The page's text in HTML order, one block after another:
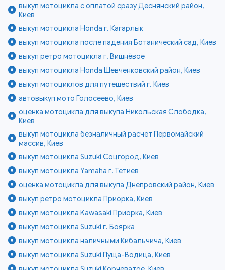
выкуп мотоцикла с оплатой сразу Деснянский район,
Киев
выкуп мотоцикла Honda г. Кагарлык
выкуп мотоцикла после падения Ботанический сад, Киев
выкуп ретро мотоцикла г. Вишнёвое
выкуп мотоцикла Honda Шевченковский район, Киев
выкуп мотоциклов для путешествий г. Киев
автовыкуп мото Голосеево, Киев
оценка мотоцикла для выкупа Никольская Слободка,
Киев
выкуп мотоцикла безналичный расчет Первомайский
массив, Киев
выкуп мотоцикла Suzuki Соцгород, Киев
выкуп мотоцикла Yamaha г. Тетиев
оценка мотоцикла для выкупа Днепровский район, Киев
выкуп ретро мотоцикла Приорка, Киев
выкуп мотоцикла Kawasaki Приорка, Киев
выкуп мотоцикла Suzuki г. Боярка
выкуп мотоцикла наличными Кибальчича, Киев
выкуп мотоцикла Suzuki Пуща-Водица, Киев